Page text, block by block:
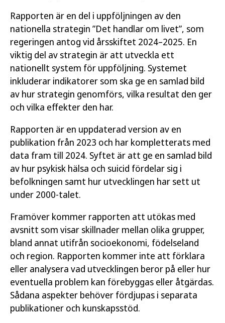
Rapporten är en del i uppföljningen av den
nationella strategin ”Det handlar om livet”, som
regeringen antog vid årsskiftet 2024–2025. En
viktig del av strategin är att utveckla ett
nationellt system för uppföljning. Systemet
inkluderar indikatorer som ska ge en samlad bild
av hur strategin genomförs, vilka resultat den ger
och vilka effekter den har.
Rapporten är en uppdaterad version av en
publikation från 2023 och har kompletterats med
data fram till 2024. Syftet är att ge en samlad bild
av hur psykisk hälsa och suicid fördelar sig i
befolkningen samt hur utvecklingen har sett ut
under 2000-talet.
Framöver kommer rapporten att utökas med
avsnitt som visar skillnader mellan olika grupper,
bland annat utifrån socioekonomi, födelseland
och region. Rapporten kommer inte att förklara
eller analysera vad utvecklingen beror på eller hur
eventuella problem kan förebyggas eller åtgärdas.
Sådana aspekter behöver fördjupas i separata
publikationer och kunskapsstöd.